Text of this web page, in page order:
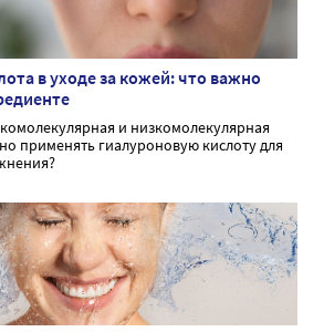
в уходе за кожей: что важно
и низкомолекулярная
применять гиалуроновую кислоту для